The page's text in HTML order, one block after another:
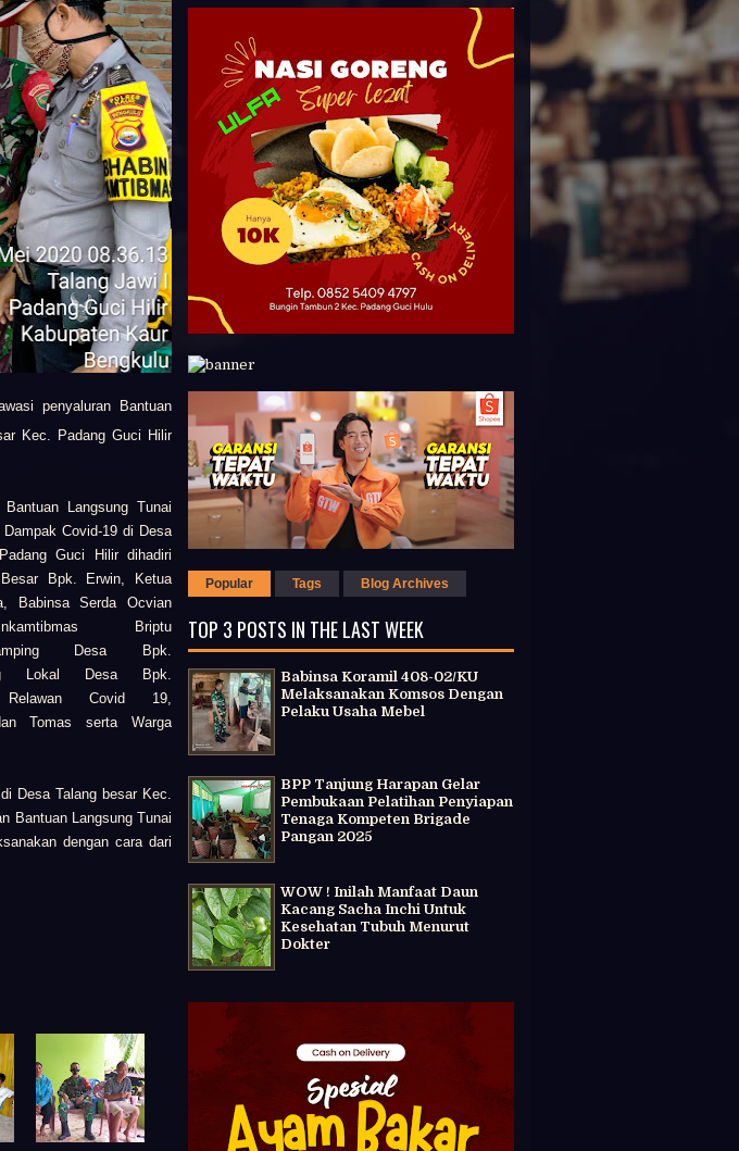
penyaluran Bantuan
Kec. Padang Guci Hilir
Bantuan Langsung Tunai
Dampak Covid-19 di Desa
Guci Hilir dihadiri
Bpk. Erwin,
Ketua
Babinsa Serda Ocvian
Briptu
Desa Bpk.
Lokal Desa Bpk.
Relawan Covid 19,
Tomas sertaWarga
Desa Talang besar Kec.
Bantuan Langsung Tunai
dengan cara dari
Popular Tags Blog Archives
TOP 3 POSTS IN THE LAST WEEK
Babinsa Koramil 408-02/KU
Melaksanakan Komsos Dengan
Pelaku Usaha Mebel
BPP Tanjung Harapan Gelar
Pembukaan Pelatihan Penyiapan
Tenaga Kompeten Brigade
Pangan 2025
WOW ! Inilah Manfaat Daun
Kacang Sacha Inchi Untuk
Kesehatan Tubuh Menurut
Dokter